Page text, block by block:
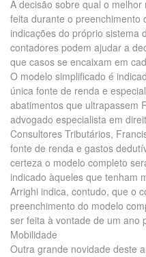
A decisão sobre qual o
feita durante o preenchimento
indicações do próprio sistema
contadores podem ajudar a
que casos se encaixam em
O modelo simplificado é
única fonte de renda e
abatimentos que ultrapassem
advogado especialista em
Consultores Tributários,
fonte de renda e gastos
certeza o modelo completo
indicado àqueles que tenham
Arrighi indica, contudo, que o
preenchimento do modelo
ser feita à vontade de um ano
Mobilidade
Outra grande novidade deste